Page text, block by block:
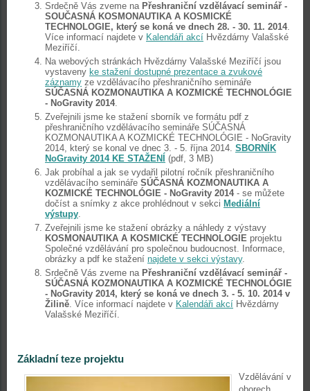
Srdečně Vás zveme naPřeshraniční vzdělávací seminář -
SOUČASNÁ KOSMONAUTIKA A KOSMICKÉ
TECHNOLOGIE, který se koná ve dnech 28. - 30. 11. 2014.
Více informací najdete v Kalendáři akcí Hvězdárny Valašské
Meziříčí.
Na webových stránkách Hvězdárny Valašské Meziříčí jsou
vystaveny ke stažení dostupné prezentace a zvukové
záznamy ze vzdělávacího přeshraničního semináře
SÚČASNÁ KOZMONAUTIKA A KOZMICKÉ TECHNOLÓGIE
- NoGravity 2014.
Zveřejnili jsme ke stažení sborník ve formátu pdf z
přeshraničního vzdělávacího semináře SÚČASNÁ
KOZMONAUTIKA A KOZMICKÉ TECHNOLÓGIE - NoGravity
2014, který se konal ve dnec 3. - 5. října 2014. SBORNÍK
NoGravity 2014 KE STAŽENÍ
(pdf, 3 MB)
Jak probíhal a jak se vydařil pilotní ročník přeshraničního
vzdělávacího semináře SÚČASNÁ KOZMONAUTIKA A
KOZMICKÉ TECHNOLÓGIE - NoGravity 2014- se můžete
dočíst a snímky z akce prohlédnout v sekci Mediální
výstupy.
Zveřejnili jsme ke stažení obrázky a náhledy z výstavy
KOSMONAUTIKA A KOSMICKÉ TECHNOLOGIE projektu
Společné vzdělávání pro společnou budoucnost. Informace,
obrázky a pdf ke stažení najdete v sekci výstavy.
Srdečně Vás zveme naPřeshraniční vzdělávací seminář -
SÚČASNÁ KOZMONAUTIKA A KOZMICKÉ TECHNOLÓGIE
- NoGravity 2014, který se koná ve dnech 3. - 5. 10. 2014 v
Žilině. Více informací najdete v Kalendáři akcí Hvězdárny
Valašské Meziříčí.
Základní teze projektu
Vzdělávání v